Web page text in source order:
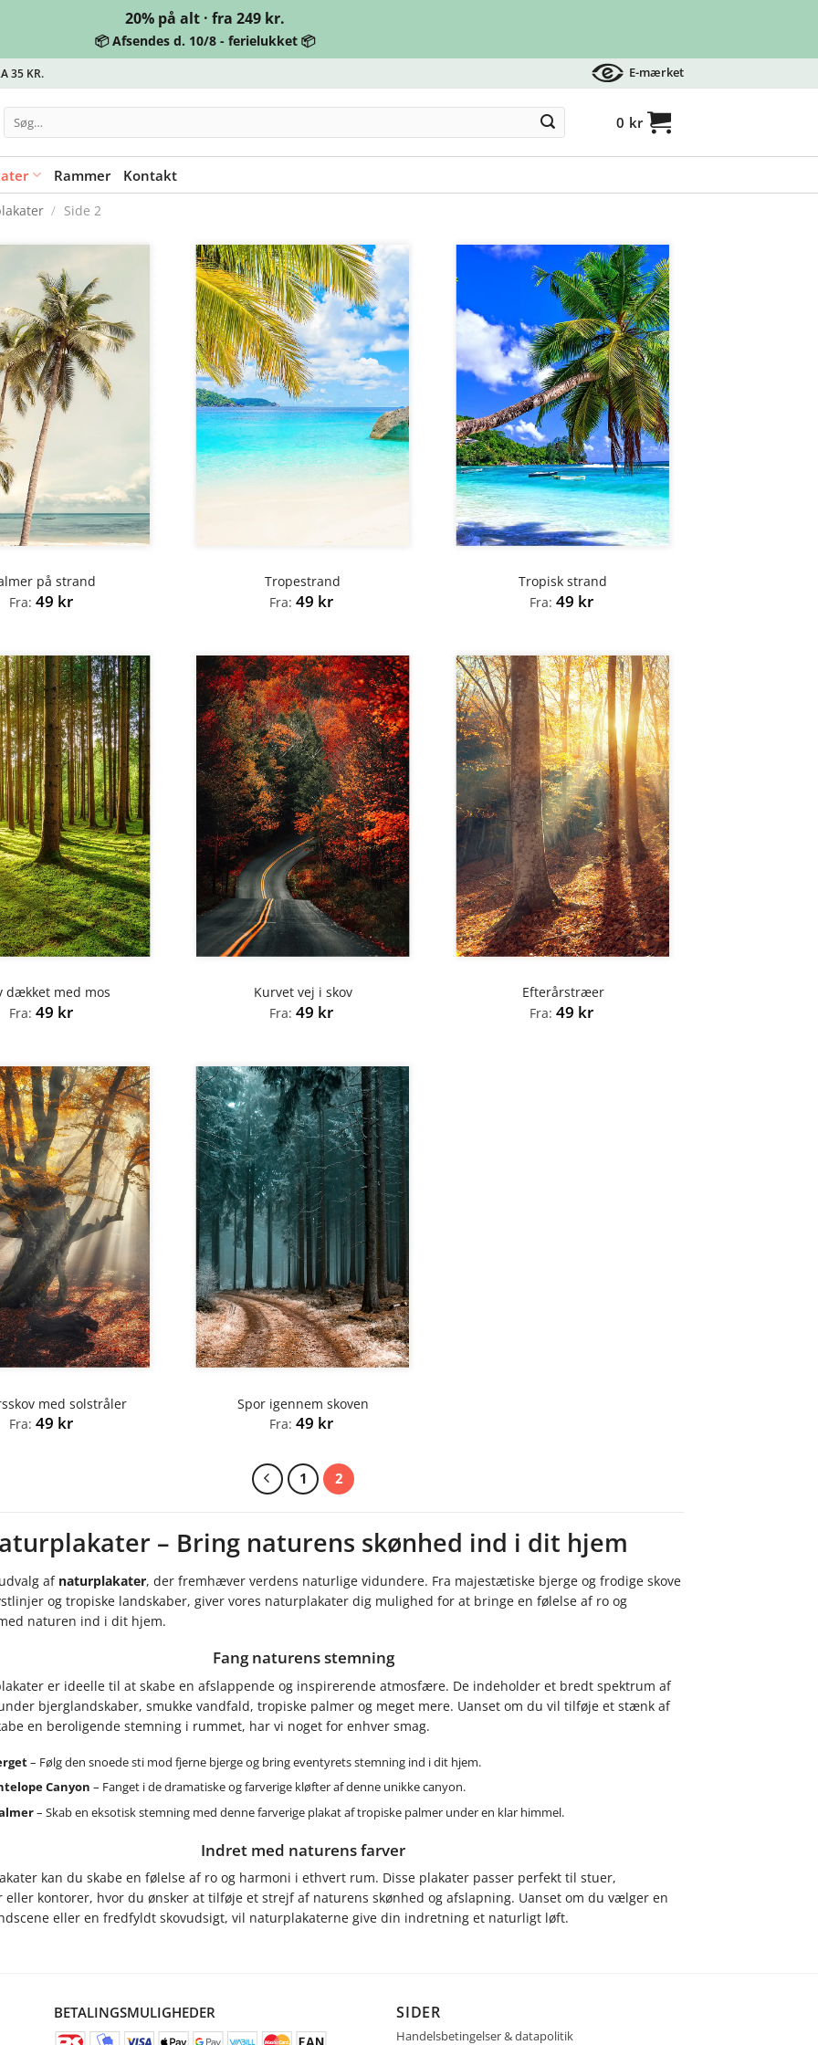
20% på alt · fra 249 kr.
📦 Afsendes d. 10/8 - ferielukket 📦
35 KR. E-mærket
Søg
efter:
0 kr
Rammer Kontakt
/ Side 2
på strand
Fra:49 kr
Tropestrand
Fra: 49 kr
Tropisk strand
Fra: 49 kr
dækket med mos
Fra:49 kr
Kurvet vej i skov
Fra: 49 kr
Efterårstræer
Fra: 49 kr
med solstråler
Fra:49 kr
Spor igennem skoven
Fra: 49 kr
1 2
– Bring naturens skønhed ind i dit hjem
af naturplakater, der fremhæver verdens naturlige vidundere. Fra majestætiske bjerge og frodige skove
og tropiske landskaber, giver vores naturplakater dig mulighed for at bringe en følelse af ro og
naturen ind i dit hjem.
Fang naturens stemning
er ideelle til at skabe en afslappende og inspirerende atmosfære. De indeholder et bredt spektrum af
bjerglandskaber, smukke vandfald, tropiske palmer og meget mere. Uanset om du vil tilføje et stænk af
en beroligende stemning i rummet, har vi noget for enhver smag.
– Følg den snoede sti mod fjerne bjerge og bring eventyrets stemning ind i dit hjem.
Canyon – Fanget i de dramatiske og farverige kløfter af denne unikke canyon.
– Skab en eksotisk stemning med denne farverige plakat af tropiske palmer under en klar himmel.
Indret med naturens farver
kan du skabe en følelse af ro og harmoni i ethvert rum. Disse plakater passer perfekt til stuer,
eller kontorer, hvor du ønsker at tilføje et strejf af naturens skønhed og afslapning. Uanset om du vælger en
eller en fredfyldt skovudsigt, vil naturplakaterne give din indretning et naturligt løft.
BETALINGSMULIGHEDER SIDER
Handelsbetingelser & datapolitik